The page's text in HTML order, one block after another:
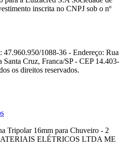
inscrita no CNPJ sob o nº
1088-36 - Endereço: Rua
Cruz, Franca/SP - CEP 14.403-
os direitos reservados.
Tripolar 16mm para Chuveiro - 2
ELÉTRICOS LTDA ME